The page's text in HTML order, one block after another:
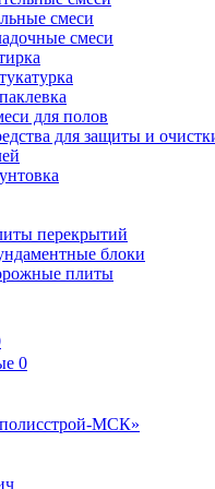
смеси
смеси
для полов
для защиты и
перекрытий
блоки
плиты
0